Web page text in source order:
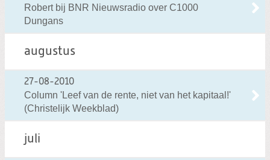
Robert bij BNR Nieuwsradio over C1000
Dungans
augustus
27-08-2010
Column 'Leef van de rente, niet van het kapitaal!'
(Christelijk Weekblad)
juli